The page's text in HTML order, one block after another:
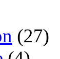
(27)